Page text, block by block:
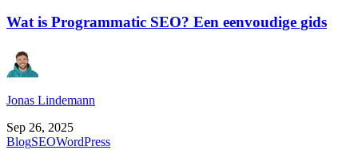
Wat is Programmatic SEO? Een eenvoudige gids
Jonas Lindemann
Sep 26, 2025
BlogSEOWordPress